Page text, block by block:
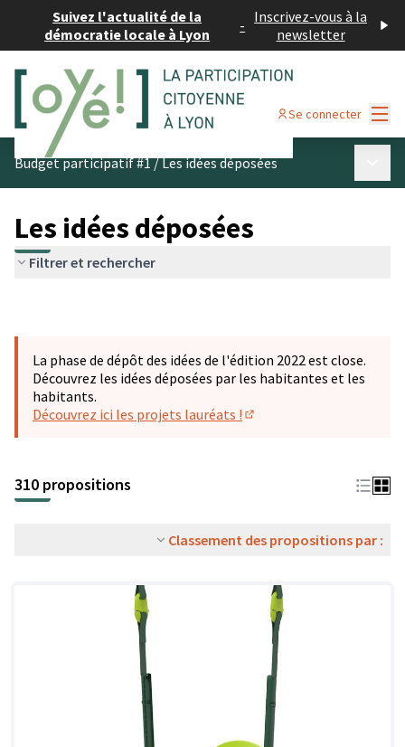
Suivez l'actualité de la
démocratie locale à Lyon
- Inscrivez-vous à la
newsletter
Se connecter
Budget participatif #1/Les idées déposées
Les idées déposées
Filtrer et rechercher
La phase de dépôt des idées de l'édition 2022 est close.
Découvrez les idées déposées par les habitantes et les
habitants.
Découvrez ici les projets lauréats !
310 propositions
Classement des propositions par :